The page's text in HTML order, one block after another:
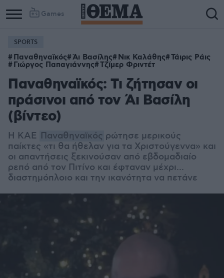
Games
Column
1
Column
2
SPORTS
Παναθηναϊκός Άι Βασίλης Νικ Καλάθης Τάιρις Ράις
Γιώργος Παπαγιάννης Τζίμερ Φριντέτ
Παναθηναϊκός: Τι ζήτησαν οι
πράσινοι από τον Άι Βασίλη
(βίντεο)
Η ΚΑΕ Παναθηναϊκός ρώτησε μερικούς
παίκτες «τι θα ήθελαν για τα Χριστούγεννα» και
οι απαντήσεις ξεκινούσαν από εβδομαδιαίο
ρεπό από τον Πιτίνο και έφταναν μέχρι...
διαστημόπλοιο και την ικανότητα να πετάνε